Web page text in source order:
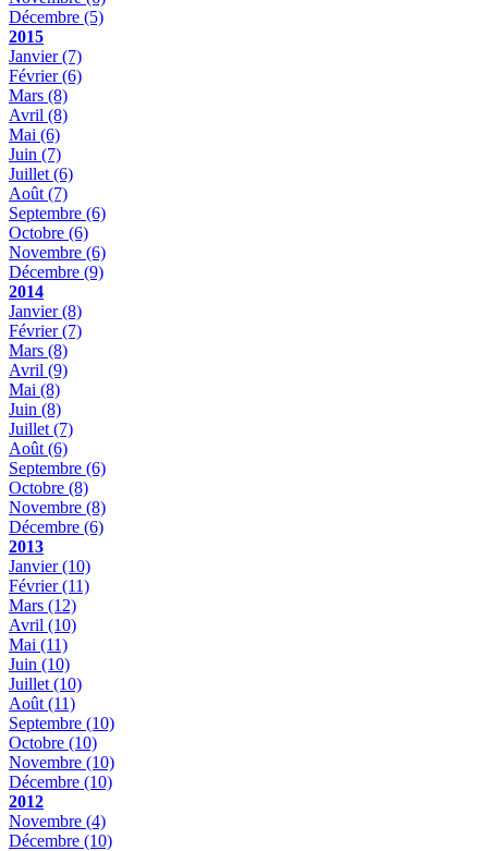
Décembre (5)
2015
Janvier(7)
Février(6)
Mars (8)
Avril (8)
Mai (6)
Juin (7)
Juillet (6)
Août (7)
Septembre (6)
Octobre (6)
Novembre (6)
Décembre (9)
2014
Janvier(8)
Février(7)
Mars (8)
Avril (9)
Mai (8)
Juin (8)
Juillet (7)
Août (6)
Septembre (6)
Octobre (8)
Novembre (8)
Décembre (6)
2013
Janvier(10)
Février(11)
Mars (12)
Avril (10)
Mai (11)
Juin (10)
Juillet (10)
Août (11)
Septembre (10)
Octobre (10)
Novembre (10)
Décembre (10)
2012
Novembre (4)
Décembre (10)